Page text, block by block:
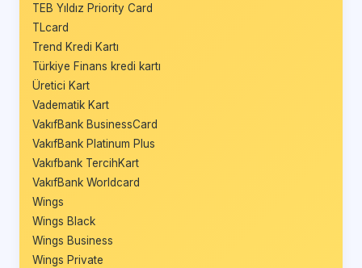
TEB Yıldız Priority Card
TLcard
Trend Kredi Kartı
Türkiye Finans kredi kartı
Üretici Kart
Vadematik Kart
VakıfBank BusinessCard
VakıfBank Platinum Plus
Vakıfbank TercihKart
VakıfBank Worldcard
Wings
Wings Black
Wings Business
Wings Private